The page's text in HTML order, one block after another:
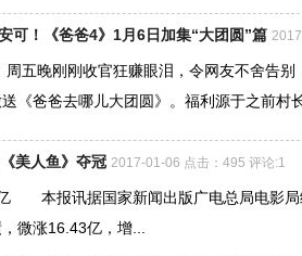
可！《爸爸4》1月6日加集“大团圆”篇
周五晚刚刚收官狂赚眼泪，令网友不舍告
《爸爸去哪儿大团圆》。福利源于之前村
美人鱼》夺冠 2017-01-06 点击：495 评论:1
本报讯据国家新闻出版广电总局电影局
微涨16.43亿，增...